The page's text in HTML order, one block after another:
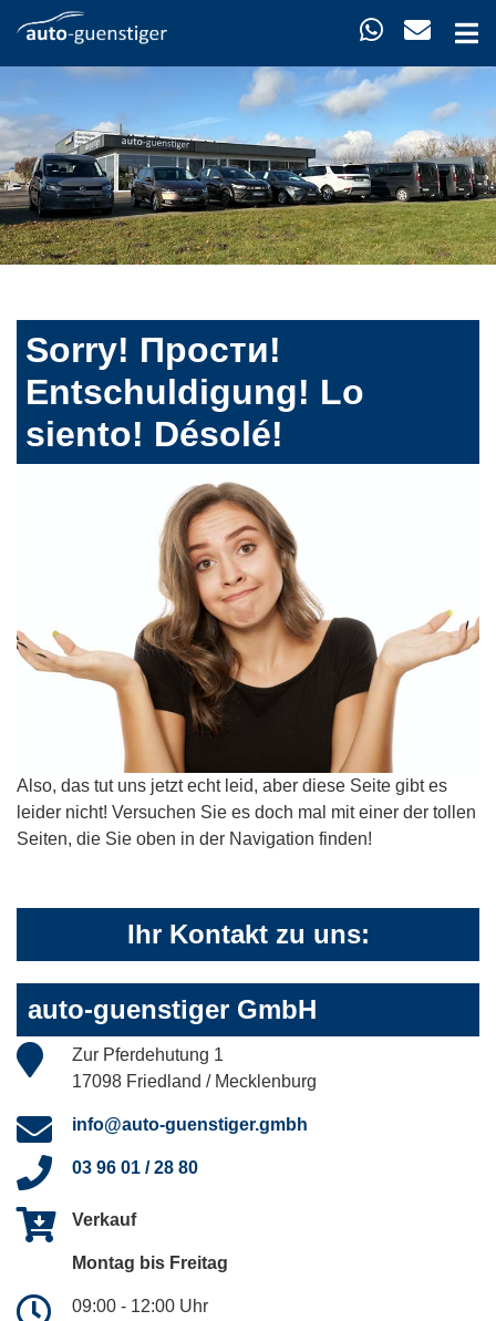
Sorry! Прости!
Entschuldigung! Lo
siento! Désolé!
Also, das tut uns jetzt echt leid, aber diese Seite gibt es
leider nicht! Versuchen Sie es doch mal mit einer der tollen
Seiten, die Sie oben in der Navigation finden!
Ihr Kontakt zu uns:
auto-guenstiger GmbH
Zur Pferdehutung 1
17098 Friedland / Mecklenburg
info@auto-guenstiger.gmbh
03 96 01 / 28 80
Verkauf
Montag bis Freitag
09:00 - 12:00 Uhr